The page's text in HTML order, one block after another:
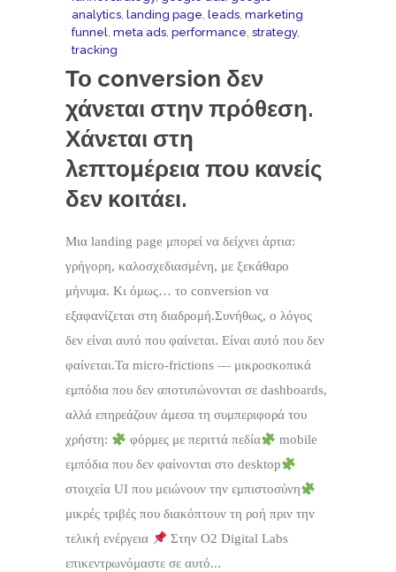
analytics, landing page, leads, marketing
funnel, meta ads, performance, strategy,
tracking
Το conversion δεν
χάνεται στην πρόθεση.
Χάνεται στη
λεπτομέρεια που κανείς
δεν κοιτάει.
Μια landing page μπορεί να δείχνει άρτια:
γρήγορη, καλοσχεδιασμένη, με ξεκάθαρο
μήνυμα. Κι όμως… το conversion να
εξαφανίζεται στη διαδρομή.Συνήθως, ο λόγος
δεν είναι αυτό που φαίνεται. Είναι αυτό που δεν
φαίνεται.Τα micro-frictions — μικροσκοπικά
εμπόδια που δεν αποτυπώνονται σε dashboards,
αλλά επηρεάζουν άμεσα τη συμπεριφορά του
χρήστη:
φόρμες με περιττά πεδία
mobile
εμπόδια που δεν φαίνονται στο desktop
στοιχεία UI που μειώνουν την εμπιστοσύνη
μικρές τριβές που διακόπτουν τη ροή πριν την
τελική ενέργεια
Στην O2 Digital Labs
επικεντρωνόμαστε σε αυτό...